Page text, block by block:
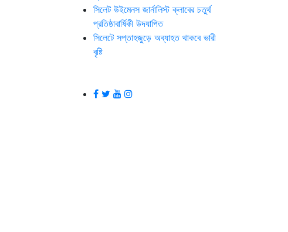
সিলেট উইমেনস জার্নালিস্ট ক্লাবের চতুর্থ
প্রতিষ্ঠাবার্ষিকী উদযাপিত
সিলেটে সপ্তাহজুড়ে অব্যাহত থাকবে ভারী
বৃষ্টি